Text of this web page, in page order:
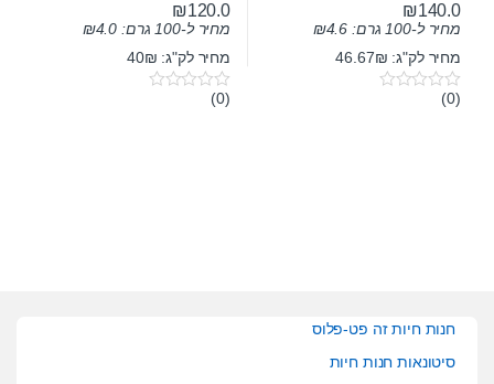
₪140.0
מחיר ל-100 גרם: ₪4.6
מחיר לק"ג: 46.67₪
0(0)
₪120.0
מחיר ל-100 גרם: ₪4.0
מחיר לק"ג: 40₪
0(0)
חנות חיות זה פט-פלוס
סיטונאות חנות חיות